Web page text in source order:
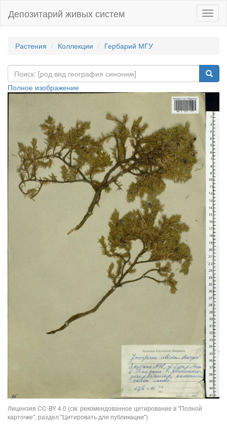
Депозитарий живых систем
Растения Коллекции Гербарий МГУ
Полное изображение
Лицензия CC-BY 4.0 (см. рекомендованное цитирование в "Полной
карточке", раздел "Цитировать для публикации")